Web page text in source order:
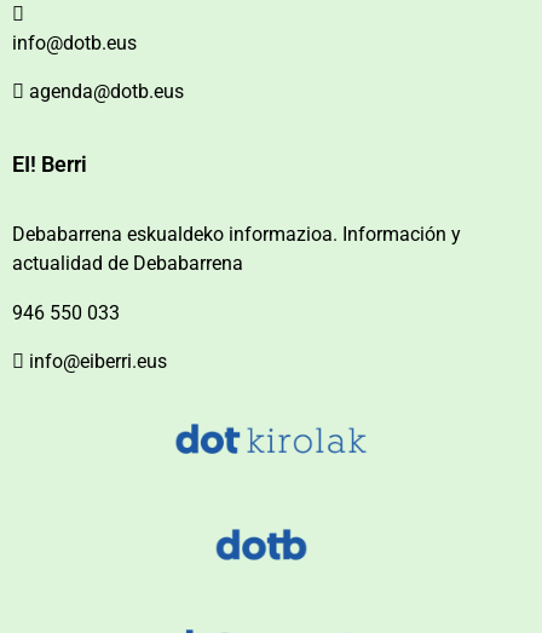
info@dotb.eus
agenda@dotb.eus
EI! Berri
Debabarrena eskualdeko informazioa. Información y
actualidad de Debabarrena
946 550 033
info@eiberri.eus